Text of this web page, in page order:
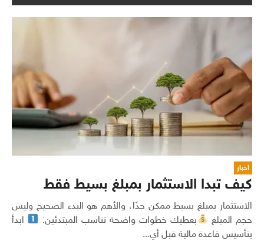
اخبار
كيف تبدا الاستثمار بمبلغ بسيط فقط
الاستثمار بمبلغ بسيط ممكن جدًا، والأهم هو البدء الصحيح وليس
حجم المبلغ
بعطيك خطوات واضحة تناسب المبتدئين:
ابدأ
بتأسيس قاعدة مالية قبل أي...